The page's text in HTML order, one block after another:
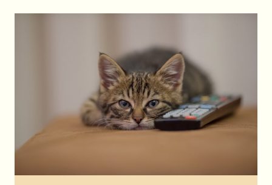
LOVER?
SOBRE
IDEAL
DOS
GATOS!